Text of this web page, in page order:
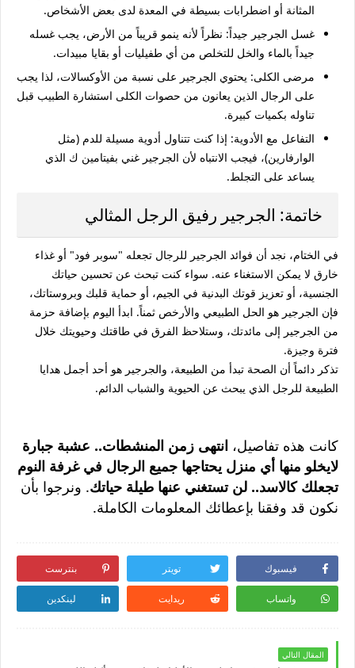
المثانة أو اضطرابات بسيطة في المعدة لدى بعض الأشخاص.
غسل الجرجير جيداً: نظراً لأنه ينمو قريباً من الأرض، يجب غسله
جيداً بالماء والخل للتخلص من أي طفيليات أو بقايا مبيدات.
مرضى الكلى: يحتوي الجرجير على نسبة من الأوكسالات، لذا يجب
على الرجال الذين يعانون من حصوات الكلى استشارة الطبيب قبل
تناوله بكميات كبيرة.
التفاعل مع الأدوية: إذا كنت تتناول أدوية مسيلة للدم (مثل
الوارفارين)، فيجب الانتباه لأن الجرجير غني بفيتامين ك الذي
يساعد على التجلط.
خاتمة: الجرجير رفيق الرجل المثالي
في الختام، نجد أن فوائد الجرجير للرجال تجعله "سوبر فود" أو غذاء
خارق لا يمكن الاستغناء عنه. سواء كنت تبحث عن تحسين حياتك
الجنسية، أو تعزيز قوتك البدنية في الجيم، أو حماية قلبك وبروستاتك،
فإن الجرجير هو الحل الطبيعي والأرخص ثمناً. ابدأ اليوم بإضافة حزمة
من الجرجير إلى مائدتك، وستلاحظ الفرق في طاقتك وحيويتك خلال
فترة وجيزة.
تذكر دائماً أن الصحة تبدأ من الطبيعة، والجرجير هو أحد أجمل هدايا
الطبيعة للرجل الذي يبحث عن الحيوية والشباب الدائم.
كانت هذه تفاصيل، انتهى زمن المنشطات.. عشبة جبارة
لايخلو منها أي منزل يحتاجها جميع الرجال في غرفة النوم
تجعلك كالاسد.. لن تستغني عنها طيلة حياتك. ونرجوا بأن
نكون قد وفقنا بإعطائك المعلومات الكاملة.
فيسبوك تويتر بنترست
واتساب ريدايت لينكدين
المقال التالي